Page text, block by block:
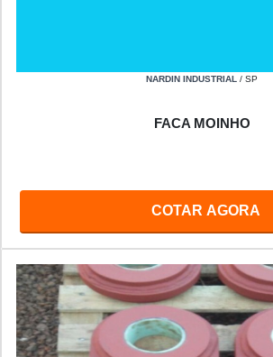
NARDIN INDUSTRIAL / SP
FACA MOINHO
COTAR AGORA